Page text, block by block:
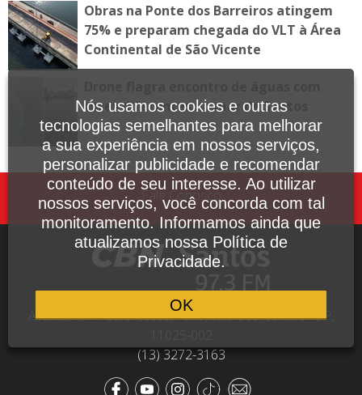
Obras na Ponte dos Barreiros atingem
75% e preparam chegada do VLT à Área
Continental de São Vicente
cores diferentes no mar de Santos
Fale Conosco
Avenida Dr. Pedro Lessa, 1640, sala 809, Santos - SP,
(13) 3272-3163
Nós usamos cookies e outras
tecnologias semelhantes para melhorar
a sua experiência em nossos serviços,
personalizar publicidade e recomendar
conteúdo de seu interesse. Ao utilizar
nossos serviços, você concorda com tal
monitoramento. Informamos ainda que
atualizamos nossa Política de
Privacidade.
OK